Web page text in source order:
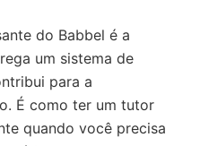
do Babbel é a
um sistema de
para a
É como ter um tutor
quando você precisa